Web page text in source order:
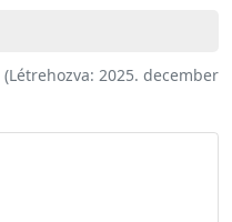
(Létrehozva: 2025. december